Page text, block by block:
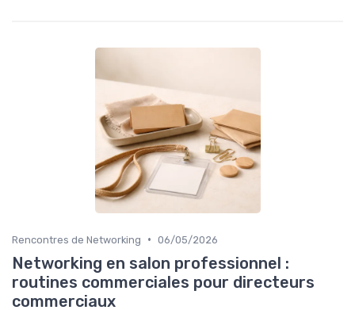
Rencontres de Networking • 06/05/2026
Networking en salon professionnel :
routines commerciales pour directeurs
commerciaux